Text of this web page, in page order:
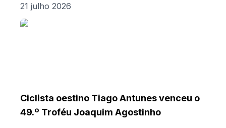
21 julho 2026
Ciclista oestino Tiago Antunes venceu o
49.º Troféu Joaquim Agostinho